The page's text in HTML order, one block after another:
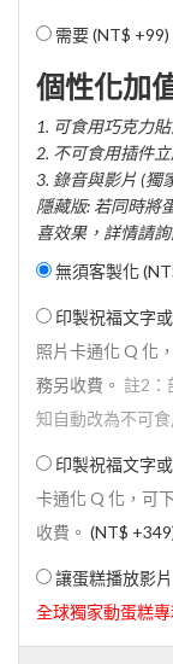
需要 (NT$ +99)
個性化加
1. 可食用巧克力
2. 不可食用插件
3. 錄音與影片 (獨
隱藏版: 若同時將
喜效果，詳情請
無須客製化
印製祝福文字
照片卡通化 Q 化
務另收費。 註2：
知自動改為不可食
印製祝福文字
卡通化 Q 化，可
收費。 (NT$ +349
讓蛋糕播放影片
全球獨家動蛋糕專